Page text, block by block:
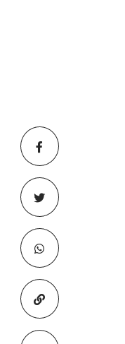
Copiar para